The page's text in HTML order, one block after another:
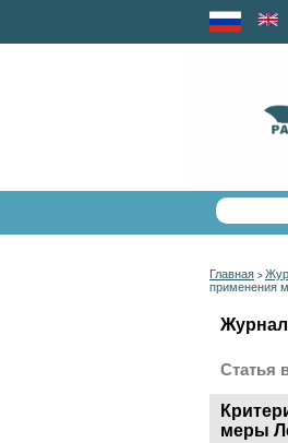
Главная >
применения
Журнал
Статья
меры